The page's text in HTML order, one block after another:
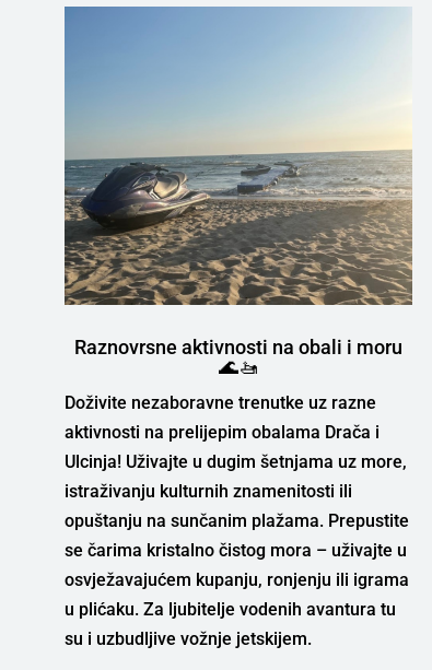
Raznovrsne aktivnosti na obali i moru
🌊🚤
Doživite nezaboravne trenutke uz razne
aktivnosti na prelijepim obalama Drača i
Ulcinja! Uživajte u dugim šetnjama uz more,
istraživanju kulturnih znamenitosti ili
opuštanju na sunčanim plažama. Prepustite
se čarima kristalno čistog mora – uživajte u
osvježavajućem kupanju, ronjenju ili igrama
u plićaku. Za ljubitelje vodenih avantura tu
su i uzbudljive vožnje jetskijem.